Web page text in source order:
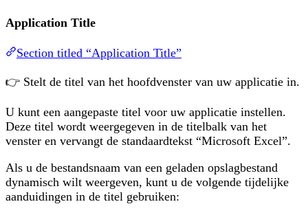
Application Title
Section titled “Application Title”
👉 Stelt de titel van het hoofdvenster van uw applicatie in.
U kunt een aangepaste titel voor uw applicatie instellen.
Deze titel wordt weergegeven in de titelbalk van het
venster en vervangt de standaardtekst “Microsoft Excel”.
Als u de bestandsnaam van een geladen opslagbestand
dynamisch wilt weergeven, kunt u de volgende tijdelijke
aanduidingen in de titel gebruiken: